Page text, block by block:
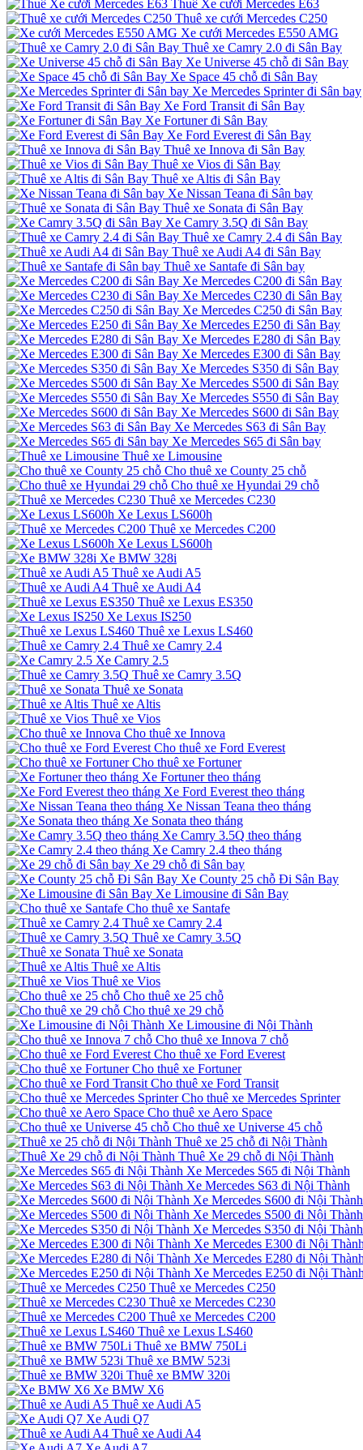
Thuê Xe cưới Mercedes E63
Thuê xe cưới Mercedes C250
Xe cưới Mercedes E550 AMG
Thuê xe Camry 2.0 đi Sân Bay
Xe Universe 45 chỗ đi Sân Bay
Xe Space 45 chỗ đi Sân Bay
Xe Mercedes Sprinter đi Sân bay
Xe Ford Transit đi Sân Bay
Xe Fortuner đi Sân Bay
Xe Ford Everest đi Sân Bay
Thuê xe Innova đi Sân Bay
Thuê xe Vios đi Sân Bay
Thuê xe Altis đi Sân Bay
Xe Nissan Teana đi Sân bay
Thuê xe Sonata đi Sân Bay
Xe Camry 3.5Q đi Sân Bay
Thuê xe Camry 2.4 đi Sân Bay
Thuê xe Audi A4 đi Sân Bay
Thuê xe Santafe đi Sân bay
Xe Mercedes C200 đi Sân Bay
Xe Mercedes C230 đi Sân Bay
Xe Mercedes C250 đi Sân Bay
Xe Mercedes E250 đi Sân Bay
Xe Mercedes E280 đi Sân Bay
Xe Mercedes E300 đi Sân Bay
Xe Mercedes S350 đi Sân Bay
Xe Mercedes S500 đi Sân Bay
Xe Mercedes S550 đi Sân Bay
Xe Mercedes S600 đi Sân Bay
Xe Mercedes S63 đi Sân Bay
Xe Mercedes S65 đi Sân bay
Thuê xe Limousine
Cho thuê xe County 25 chỗ
Cho thuê xe Hyundai 29 chỗ
Thuê xe Mercedes C230
Xe Lexus LS600h
Thuê xe Mercedes C200
Xe Lexus LS600h
Xe BMW 328i
Thuê xe Audi A5
Thuê xe Audi A4
Thuê xe Lexus ES350
Xe Lexus IS250
Thuê xe Lexus LS460
Thuê xe Camry 2.4
Xe Camry 2.5
Thuê xe Camry 3.5Q
Thuê xe Sonata
Thuê xe Altis
Thuê xe Vios
Cho thuê xe Innova
Cho thuê xe Ford Everest
Cho thuê xe Fortuner
Xe Fortuner theo tháng
Xe Ford Everest theo tháng
Xe Nissan Teana theo tháng
Xe Sonata theo tháng
Xe Camry 3.5Q theo tháng
Xe Camry 2.4 theo tháng
Xe 29 chỗ đi Sân bay
Xe County 25 chỗ Đi Sân Bay
Xe Limousine đi Sân Bay
Cho thuê xe Santafe
Thuê xe Camry 2.4
Thuê xe Camry 3.5Q
Thuê xe Sonata
Thuê xe Altis
Thuê xe Vios
Cho thuê xe 25 chỗ
Cho thuê xe 29 chỗ
Xe Limousine đi Nội Thành
Cho thuê xe Innova 7 chỗ
Cho thuê xe Ford Everest
Cho thuê xe Fortuner
Cho thuê xe Ford Transit
Cho thuê xe Mercedes Sprinter
Cho thuê xe Aero Space
Cho thuê xe Universe 45 chỗ
Thuê xe 25 chỗ đi Nội Thành
Thuê Xe 29 chỗ đi Nội Thành
Xe Mercedes S65 đi Nội Thành
Xe Mercedes S63 đi Nội Thành
Xe Mercedes S600 đi Nội Thành
Xe Mercedes S500 đi Nội Thành
Xe Mercedes S350 đi Nội Thành
Xe Mercedes E300 đi Nội
Xe Mercedes E280 đi Nội
Xe Mercedes E250 đi Nội
Thuê xe Mercedes C250
Thuê xe Mercedes C230
Thuê xe Mercedes C200
Thuê xe Lexus LS460
Thuê xe BMW 750Li
Thuê xe BMW 523i
Thuê xe BMW 320i
Xe BMW X6
Thuê xe Audi A5
Xe Audi Q7
Thuê xe Audi A4